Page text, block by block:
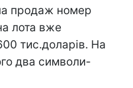
продаж номер
лота вже
тис.доларів. На
два символи-